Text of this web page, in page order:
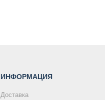
ИНФОРМАЦИЯ
Доставка